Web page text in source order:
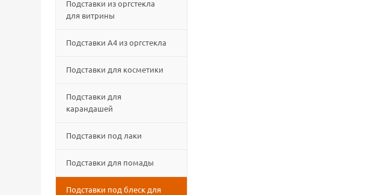
Подставки из оргстекла
для витрины
Подставки А4 из оргстекла
Подставки для косметики
Подставки для
карандашей
Подставки под лаки
Подставки для помады
Подставки под блеск для